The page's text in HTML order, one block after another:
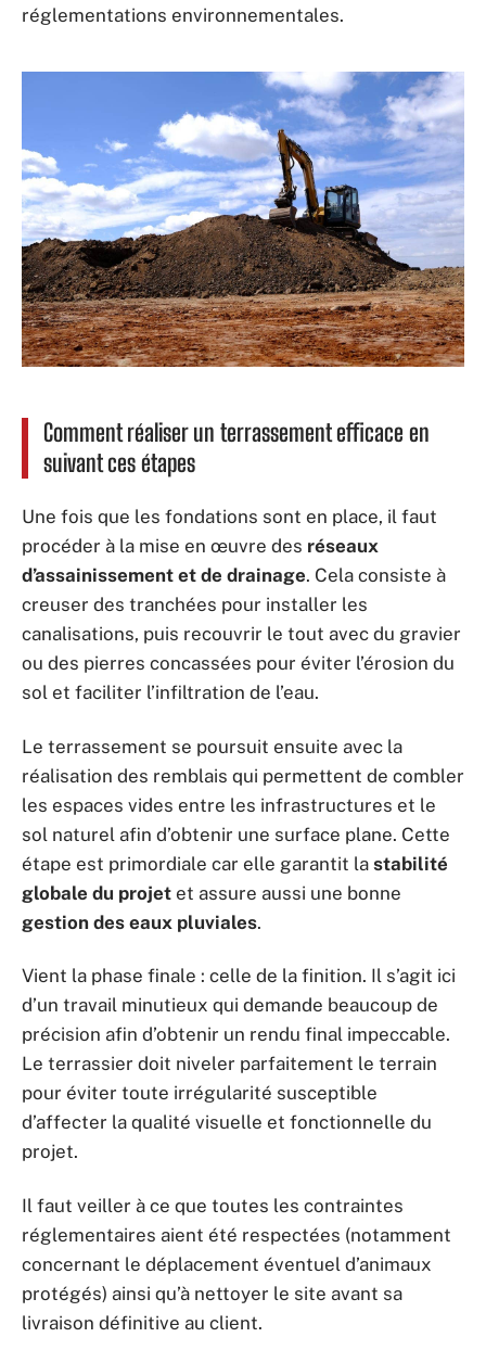
réglementations environnementales.
Comment réaliser un terrassement efficace en
suivant ces étapes
Une fois que les fondations sont en place, il faut
procéder à la mise en œuvre des réseaux
d’assainissement et de drainage. Cela consiste à
creuser des tranchées pour installer les
canalisations, puis recouvrir le tout avec du gravier
ou des pierres concassées pour éviter l’érosion du
sol et faciliter l’infiltration de l’eau.
Le terrassement se poursuit ensuite avec la
réalisation des remblais qui permettent de combler
les espaces vides entre les infrastructures et le
sol naturel afin d’obtenir une surface plane. Cette
étape est primordiale car elle garantit la stabilité
globale du projet et assure aussi une bonne
gestion des eaux pluviales.
Vient la phase finale : celle de la finition. Il s’agit ici
d’un travail minutieux qui demande beaucoup de
précision afin d’obtenir un rendu final impeccable.
Le terrassier doit niveler parfaitement le terrain
pour éviter toute irrégularité susceptible
d’affecter la qualité visuelle et fonctionnelle du
projet.
Il faut veiller à ce que toutes les contraintes
réglementaires aient été respectées (notamment
concernant le déplacement éventuel d’animaux
protégés) ainsi qu’à nettoyer le site avant sa
livraison définitive au client.